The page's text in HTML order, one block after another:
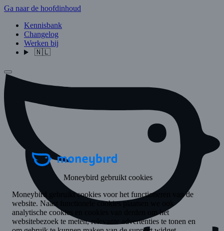
Ga naar de hoofdinhoud
Kennisbank
Changelog
Werken bij
🇳🇱